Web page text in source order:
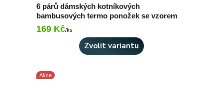
6 párů dámských kotníkových
bambusových termo ponožek se vzorem
169 Kč/ks
Zvolit variantu
Akce